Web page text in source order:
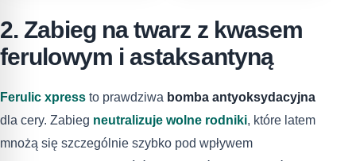
2. Zabieg na twarz z kwasem
ferulowym i astaksantyną
Ferulic xpress to prawdziwa bomba antyoksydacyjna
dla cery. Zabieg neutralizuje wolne rodniki, które latem
mnożą się szczególnie szybko pod wpływem